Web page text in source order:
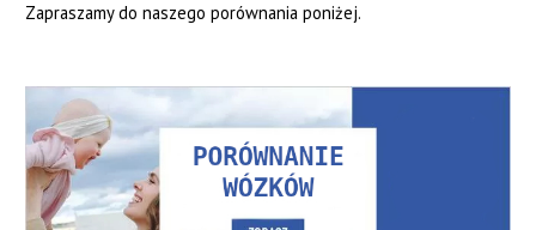
Zapraszamy do naszego porównania poniżej.